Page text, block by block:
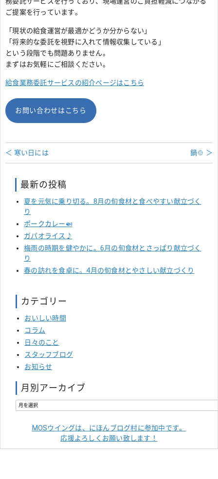
ご提案を行っています。
「現状の給食運営が最適かどうか分からない」
「将来的な委託を視野に入れて情報収集している」
という段階でも問題ありません。
まずはお気軽にご相談ください。
給食業務委託サービスの紹介ページはこちら
お問い合わせはこちら
鍋🍲 ＞
＜ 寒い日には
最新の投稿
夏を元気に乗り切る。8月の旬食材と食べやすい献立づく
り
ポークカレー🍛
ガパオライス♪
梅雨の時期を健やかに。6月の旬食材とさっぱり献立づく
り
春の訪れを食卓に。4月の旬食材とやさしい献立づくり
カテゴリー
おいしい時間
コラム
日々のこと
スタッフブログ
お知らせ
月別アーカイブ
MOSウイングは、にほんブログ村に参加中です。
応援よろしくお願い致します！